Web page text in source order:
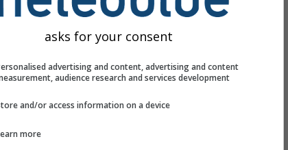
asks for your consent
advertising and content, advertising and content
audience research and services development
and/or access information on a device
more